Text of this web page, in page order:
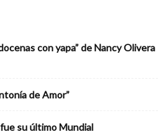
con yapa” de Nancy Olivera
de Amor”
su último Mundial